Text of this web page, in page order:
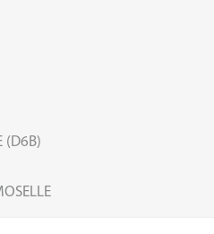
(D6B)